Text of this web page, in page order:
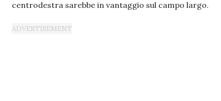
centrodestra sarebbe in vantaggio sul campo largo.